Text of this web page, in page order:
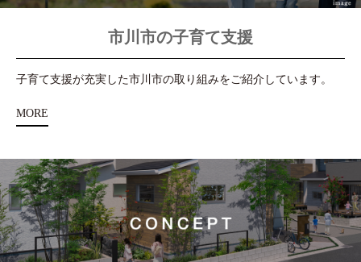
市川市の子育て支援
子育て支援が充実した市川市の取り組みをご紹介しています。
MORE